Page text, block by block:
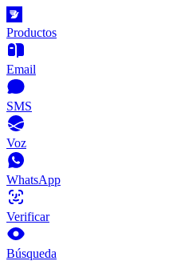
Productos
Email
SMS
Voz
WhatsApp
Verificar
Búsqueda